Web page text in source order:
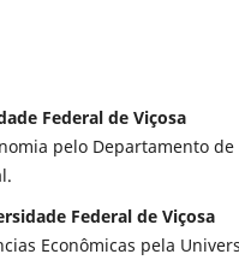
Federal de Viçosa
pelo Departamento
Federal de Viçosa
Econômicas pela